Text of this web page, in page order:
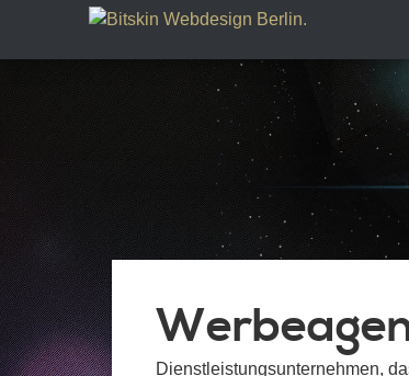
Dienstleistungsunternehmen,